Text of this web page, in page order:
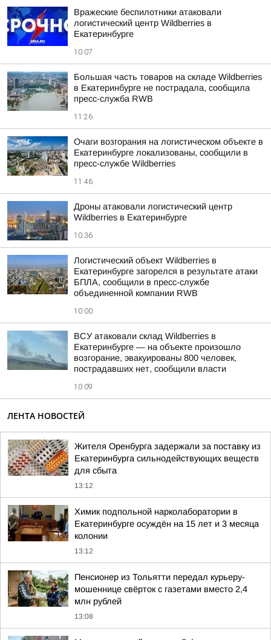
Вражеские беспилотники атаковали
логистический центр Wildberries в
Екатеринбурге
10:07
Большая часть товаров на складе Wildberries
в Екатеринбурге не пострадала, сообщила
пресс-служба RWB
11:26
Очаги возгорания на логистическом объекте в
Екатеринбурге локализованы, сообщили в
пресс-службе Wildberries
11:46
Дроны атаковали логистический центр
Wildberries в Екатеринбурге
10:36
Логистический объект Wildberries в
Екатеринбурге загорелся в результате атаки
БПЛА, сообщили в пресс-службе
объединенной компании RWB
10:00
ВСУ атаковали склад Wildberries в
Екатеринбурге — на объекте произошло
возгорание, эвакуированы 800 человек,
пострадавших нет, сообщили власти
10:09
ЛЕНТА НОВОСТЕЙ
Жителя Оренбурга задержали за поставку из
Екатеринбурга сильнодействующих веществ
для сбыта
13:12
Химик подпольной нарколаборатории в
Екатеринбурге осуждён на 15 лет и 3 месяца
колонии
13:12
Пенсионер из Тольятти передал курьеру-
мошеннице свёрток с газетами вместо 2,4
млн рублей
13:08